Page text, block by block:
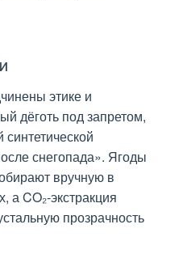
этике и
дёготь под запретом,
снегопада». Ягоды
вручную в
а CO₂-экстракция
прозрачность